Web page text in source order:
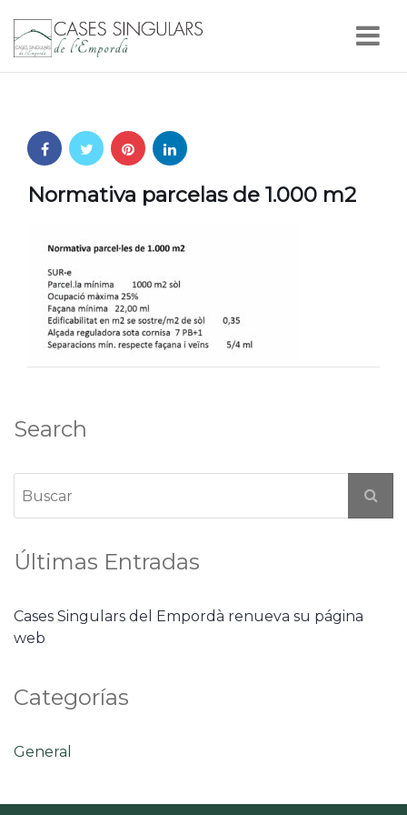
Normativa parcelas de 1.000 m2
Search
Últimas Entradas
Cases Singulars del Empordà renueva su página
web
Categorías
General